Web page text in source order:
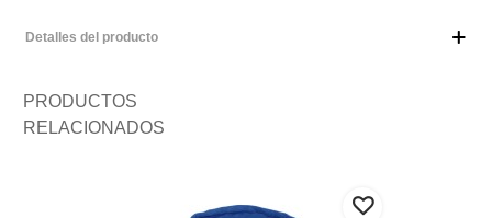
Detalles del producto
PRODUCTOS
RELACIONADOS